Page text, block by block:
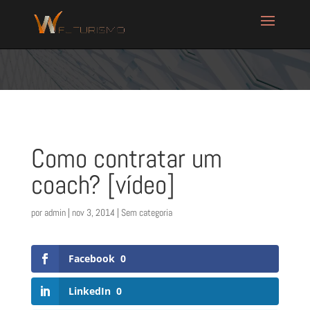
Como contratar um
coach? [vídeo]
por admin| nov 3, 2014 | Sem categoria
Facebook 0
LinkedIn 0